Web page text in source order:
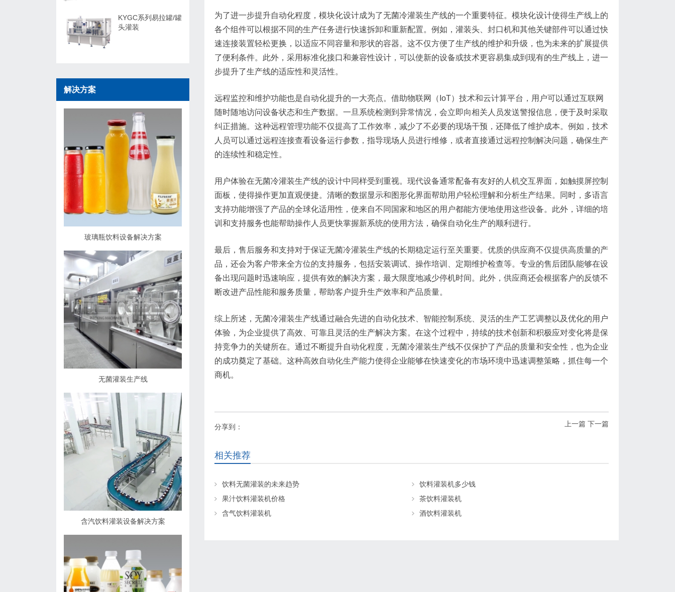
为了进一步提升自动化程度，模块化设计成为了无菌冷灌装生产线的一个重要特征。模块化设计使得生产线上的
各个组件可以根据不同的生产任务进行快速拆卸和重新配置。例如，灌装头、封口机和其他关键部件可以通过快
速连接装置轻松更换，以适应不同容量和形状的容器。这不仅方便了生产线的维护和升级，也为未来的扩展提供
了便利条件。此外，采用标准化接口和兼容性设计，可以使新的设备或技术更容易集成到现有的生产线上，进一
步提升了生产线的适应性和灵活性。
远程监控和维护功能也是自动化提升的一大亮点。借助物联网（IoT）技术和云计算平台，用户可以通过互联网
随时随地访问设备状态和生产数据。一旦系统检测到异常情况，会立即向相关人员发送警报信息，便于及时采取
纠正措施。这种远程管理功能不仅提高了工作效率，减少了不必要的现场干预，还降低了维护成本。例如，技术
人员可以通过远程连接查看设备运行参数，指导现场人员进行维修，或者直接通过远程控制解决问题，确保生产
的连续性和稳定性。
用户体验在无菌冷灌装生产线的设计中同样受到重视。现代设备通常配备有友好的人机交互界面，如触摸屏控制
面板，使得操作更加直观便捷。清晰的数据显示和图形化界面帮助用户轻松理解和分析生产结果。同时，多语言
支持功能增强了产品的全球化适用性，使来自不同国家和地区的用户都能方便地使用这些设备。此外，详细的培
训和支持服务也能帮助操作人员更快掌握新系统的使用方法，确保自动化生产的顺利进行。
最后，售后服务和支持对于保证无菌冷灌装生产线的长期稳定运行至关重要。优质的供应商不仅提供高质量的产
品，还会为客户带来全方位的支持服务，包括安装调试、操作培训、定期维护检查等。专业的售后团队能够在设
备出现问题时迅速响应，提供有效的解决方案，最大限度地减少停机时间。此外，供应商还会根据客户的反馈不
断改进产品性能和服务质量，帮助客户提升生产效率和产品质量。
综上所述，无菌冷灌装生产线通过融合先进的自动化技术、智能控制系统、灵活的生产工艺调整以及优化的用户
体验，为企业提供了高效、可靠且灵活的生产解决方案。在这个过程中，持续的技术创新和积极应对变化将是保
持竞争力的关键所在。通过不断提升自动化程度，无菌冷灌装生产线不仅保护了产品的质量和安全性，也为企业
的成功奠定了基础。这种高效自动化生产能力使得企业能够在快速变化的市场环境中迅速调整策略，抓住每一个
商机。
上一篇 下一篇
分享到：
相关推荐
饮料无菌灌装的未来趋势
饮料灌装机多少钱
果汁饮料灌装机价格
茶饮料灌装机
含气饮料灌装机
酒饮料灌装机
KYGC系列易拉罐/罐
头灌装
解决方案
玻璃瓶饮料设备解决方案
无菌灌装生产线
含汽饮料灌装设备解决方案